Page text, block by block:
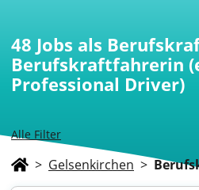
Alle Filter
48 Jobs als
Berufskraftfahrerin
Professional Driver)
> Gelsenkirchen >